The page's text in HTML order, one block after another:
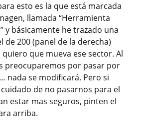
esto es la que está marcada
llamada “Herramienta
y básicamente he trazado una
de 200 (panel de la derecha)
que mueva ese sector. Al
preocuparemos por pasar por
nada se modificará. Pero si
de no pasarnos para el
estar mas seguros, pinten el
arriba.